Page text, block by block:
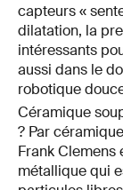
capteurs «
dilatation, la
intéressants
aussi dans le
robotique
Céramique
? Par
Frank Clemens
métallique qui